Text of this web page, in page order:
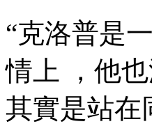
“克洛普是一
情上 ，
其實是站在